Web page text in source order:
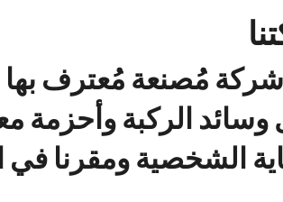
مُصنعة مُعترف
وسائد الركبة وأحزمة
الشخصية ومقرنا في